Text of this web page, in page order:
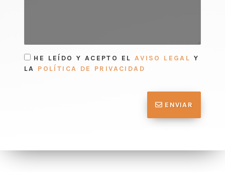
HE LEÍDO Y ACEPTO EL AVISO LEGAL Y
LA POLÍTICA DE PRIVACIDAD
ENVIAR